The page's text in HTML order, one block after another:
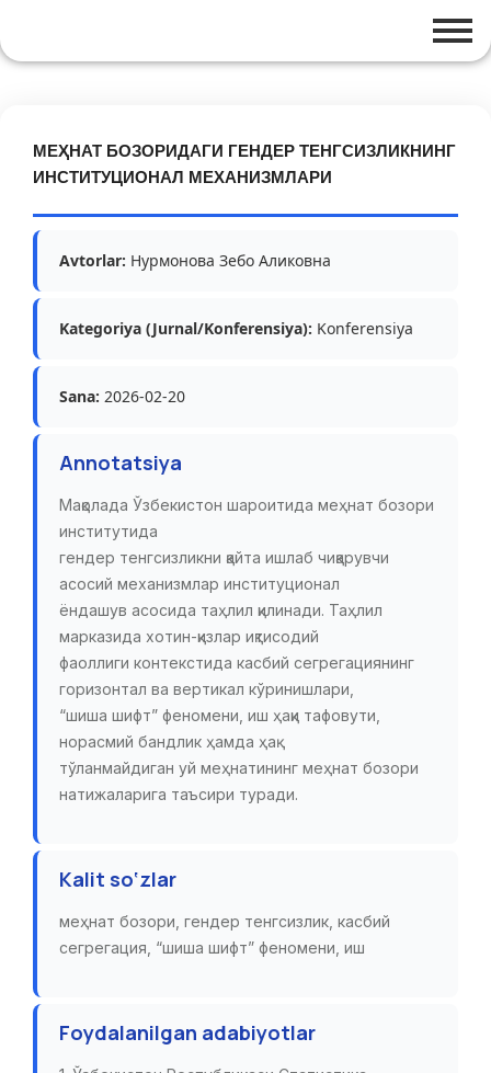
МЕҲНАТ БОЗОРИДАГИ ГЕНДЕР ТЕНГСИЗЛИКНИНГ
ИНСТИТУЦИОНАЛ МЕХАНИЗМЛАРИ
Avtorlar: Нурмонова Зебо Аликовна
Kategoriya (Jurnal/Konferensiya): Konferensiya
Sana: 2026-02-20
Annotatsiya
Мақолада Ўзбекистон шароитида меҳнат бозори
институтида
гендер тенгсизликни қайта ишлаб чиқарувчи
асосий механизмлар институционал
ёндашув асосида таҳлил қилинади. Таҳлил
марказида хотин-қизлар иқтисодий
фаоллиги контекстида касбий сегрегациянинг
горизонтал ва вертикал кўринишлари,
“шиша шифт” феномени, иш ҳақи тафовути,
норасмий бандлик ҳамда ҳақ
тўланмайдиган уй меҳнатининг меҳнат бозори
натижаларига таъсири туради.
Kalit so‘zlar
меҳнат бозори, гендер тенгсизлик, касбий
сегрегация, “шиша шифт” феномени, иш
Foydalanilgan adabiyotlar